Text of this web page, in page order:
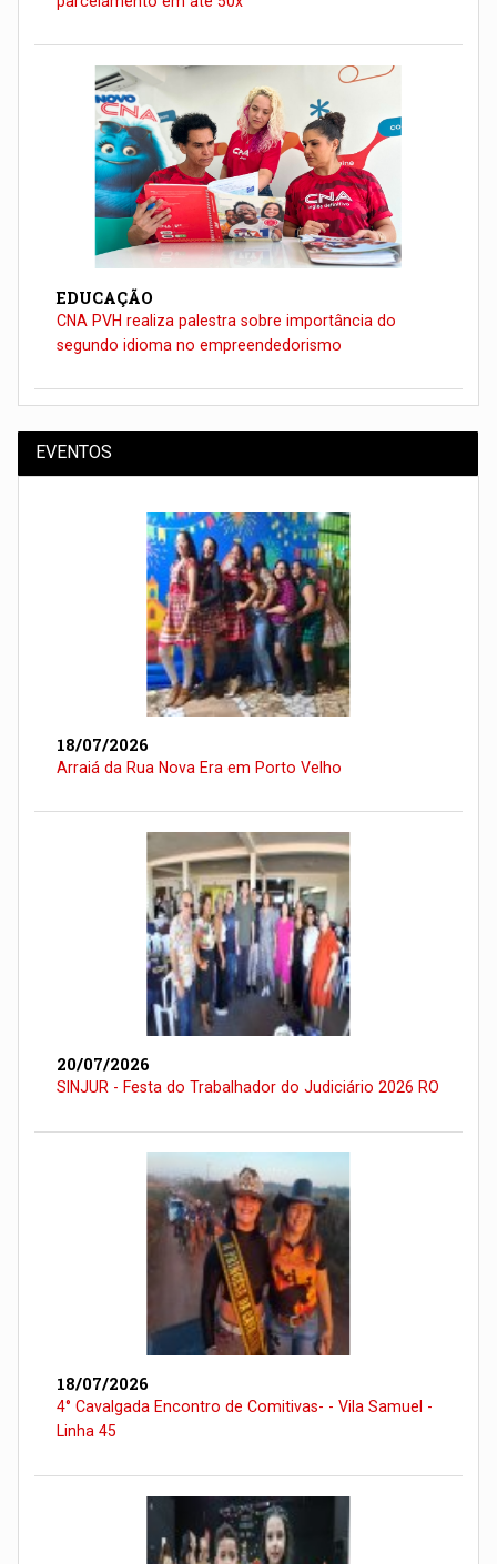
EDUCAÇÃO
CNA PVH realiza palestra sobre importância do
segundo idioma no empreendedorismo
EVENTOS
18/07/2026
Arraiá da Rua Nova Era em Porto Velho
20/07/2026
SINJUR - Festa do Trabalhador do Judiciário 2026 RO
18/07/2026
4° Cavalgada Encontro de Comitivas- - Vila Samuel -
Linha 45